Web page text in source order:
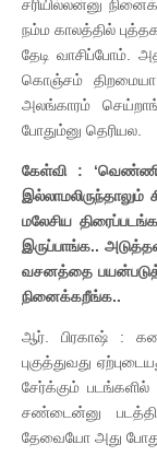
சரியில்லன்னு
நம்ம காலத்தில்
தேடி வாசிப்போம்.
கொஞ்சம் திறமையா
அலங்காரம்
போதும்னு தெரியல.
கேள்வி :
மலேசிய
இருப்பாங்க..
வசனத்தை
நினைக்கறீங்க..
ஆர். பிரகாஷ் :
புகுத்துவது
சேர்க்கும்
சண்டைன்னு
தேவையோ அது